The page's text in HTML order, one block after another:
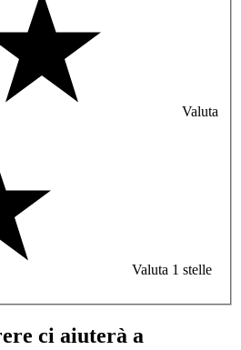
Valuta
Valuta 1 stelle
ci aiuterà a